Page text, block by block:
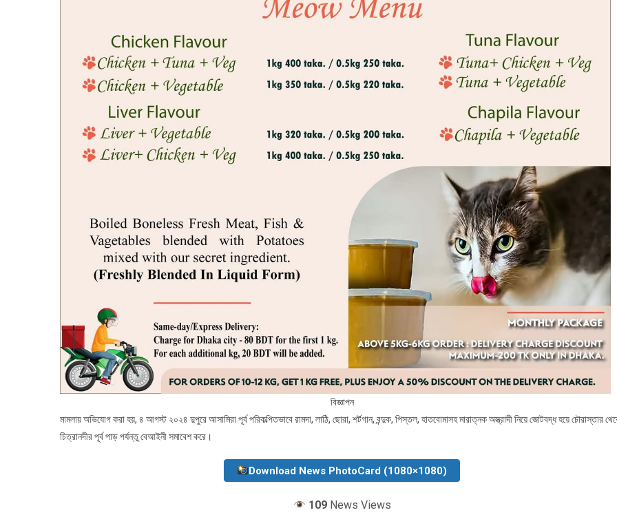
বিজ্ঞাপন
মামলায় অভিযোগ করা হয়, ৪ আগস্ট ২০২৪ দুপুরে আসামিরা পূর্ব পরিকল্পিতভাবে রামদা, লাঠি, ছোরা, শর্টগান, বন্দুক, পিস্তল, হাতবোমাসহ মারাত্নক অস্ত্রাদী নিয়ে জোটবদ্ধ হয়ে চৌরাস্তার
চিত্রানদীর পূর্ব পাড় পর্যন্তু বেআইনী সমাবেশ করে।
Download News PhotoCard (1080×1080)
109News Views